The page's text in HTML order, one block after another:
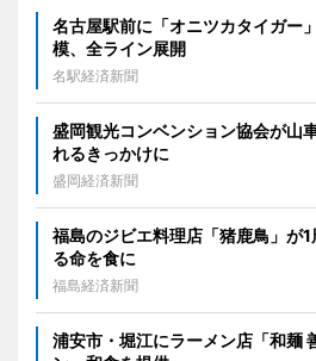
名古屋駅前に「オニツカタイガ
模、全ライン展開
名駅経済新聞
盛岡観光コンベンション協会が
れるきっかけに
盛岡経済新聞
福島のジビエ料理店「猪鹿鳥」
る命を食に
福島経済新聞
浦安市・堀江にラーメン店「和麺